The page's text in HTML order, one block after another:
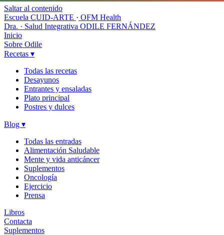
Saltar al contenido
Escuela CUID-ARTE · OFM Health
Dra. · Salud Integrativa ODILE FERNÁNDEZ
Inicio
Sobre Odile
Recetas ▾
Todas las recetas
Desayunos
Entrantes y ensaladas
Plato principal
Postres y dulces
Blog ▾
Todas las entradas
Alimentación Saludable
Mente y vida anticáncer
Suplementos
Oncología
Ejercicio
Prensa
Libros
Contacta
Suplementos